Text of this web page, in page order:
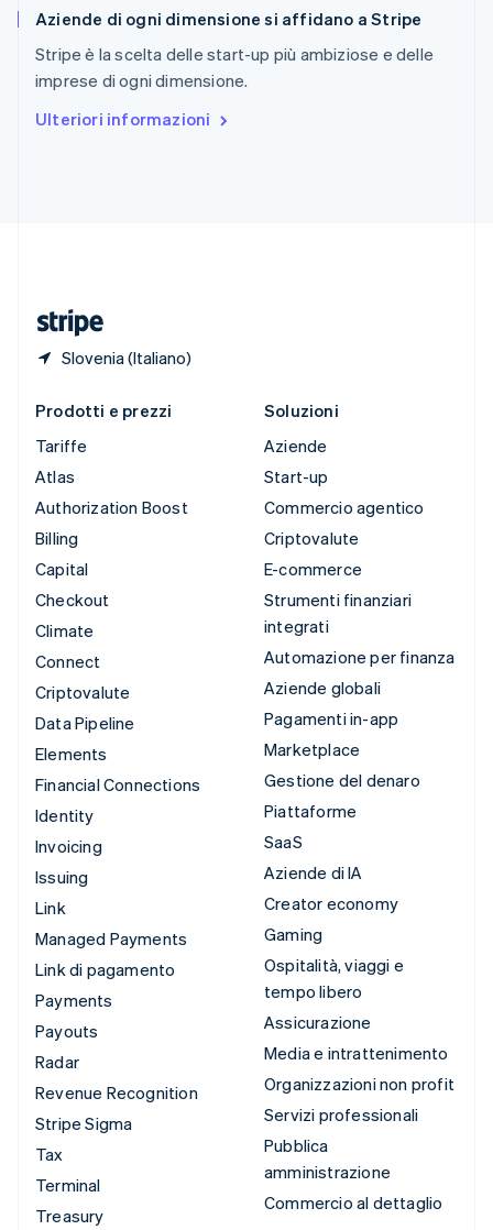
Aziende di ogni dimensione si affidano a Stripe
Stripe è la scelta delle start-up più ambiziose e delle
imprese di ogni dimensione.
Ulteriori informazioni
Slovenia (Italiano)
Slovenia
Spagna
Español English
EnglishEspañol简体中文
Prodotti e prezzi
Tariffe
Atlas
Authorization Boost
Billing
Capital
Checkout
Climate
Connect
Criptovalute
Data Pipeline
Elements
Financial Connections
Identity
Invoicing
Issuing
Link
Managed Payments
Link di pagamento
Payments
Payouts
Radar
Revenue Recognition
Stripe Sigma
Tax
Terminal
Treasury
Soluzioni
Aziende
Start-up
Commercio agentico
Criptovalute
E-commerce
Strumenti finanziari
integrati
Automazione per finanza
Aziende globali
Pagamenti in-app
Marketplace
Gestione del denaro
Piattaforme
SaaS
Aziende di IA
Creator economy
Gaming
Ospitalità, viaggi e
tempo libero
Assicurazione
Media e intrattenimento
Organizzazioni non profit
Servizi professionali
Pubblica
amministrazione
Commercio al dettaglio